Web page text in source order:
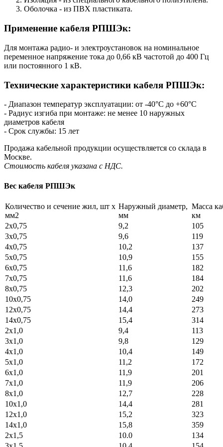
Оболочка - из ПВХ пластиката.
Применение кабеля РПШЭк:
Для монтажа радио- и электроустановок на номинальное
переменное напряжение тока до 0,66 кВ частотой до 400 Гц
или постоянного 1 кВ.
Технические характеристики кабеля РПШЭк:
- Диапазон температур эксплуатации: от -40°С до +60°С
- Радиус изгиба при монтаже: не менее 10 наружных
диаметров кабеля
- Срок службы: 15 лет
Продажа кабельной продукции осуществляется со склада в
Москве.
Стоимость кабеля указана с НДС.
Вес кабеля РПШЭк
Количество и сечение жил, шт х
мм2
Наружный диаметр,
мм
Масса
км
2x0,75
9,2
105
3x0,75
9,6
119
4x0,75
10,2
137
5x0,75
10,9
155
6x0,75
11,6
182
7x0,75
11,6
184
8x0,75
12,3
202
10x0,75
14,0
249
12x0,75
14,4
273
14x0,75
15,4
314
2x1,0
9,4
113
3x1,0
9,8
129
4x1,0
10,4
149
5x1,0
11,2
172
6x1,0
11,9
201
7x1,0
11,9
206
8x1,0
12,7
228
10x1,0
14,4
281
12x1,0
15,2
323
14x1,0
15,8
359
2x1,5
10.0
134